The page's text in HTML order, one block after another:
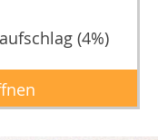
(4%)